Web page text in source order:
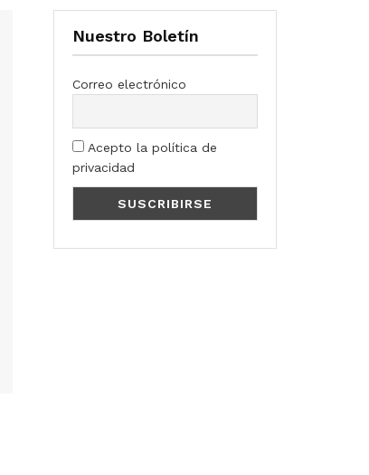
Nuestro Boletín
Correo electrónico
Acepto la política de
privacidad